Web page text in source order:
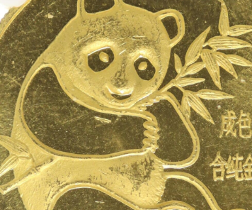
Übersicht Goldprodukte
Deutsche Goldmünzen
Goldmünzen übriges Europa
Goldmünzen übrige Welt
Goldbarren